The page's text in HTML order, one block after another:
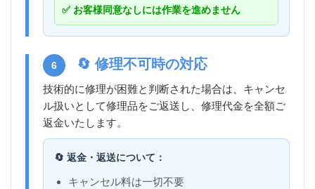
✅ お客様同意なしには作業を進めません
6 🔄 修理不可時の対応
技術的に修理が困難と判断された場合は、キャンセ
ル扱いとして修理品をご返送し、修理代金を全額ご
返金いたします。
🔄 返金・返送について：
キャンセル料は一切不要